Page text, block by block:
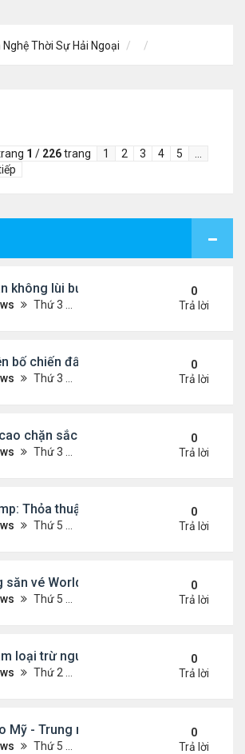
Thời Sự Hải Ngoại
1 / 226trang 1 2 3 4 5
không lùi bước trước lời đe dọa của
Thứ 3 Tháng 8 04, 2026 4:32 pm
0
Trả lời
bố chiến đấu vì Hormuz tới 'hơi thở
Thứ 3 Tháng 7 14, 2026 4:29 pm
0
Trả lời
chặn sắc lệnh xóa luật 'sinh ở Mỹ là
Thứ 3 Tháng 6 30, 2026 5:52 pm
0
Trả lời
Thỏa thuận với Iran là chiến thắng
Thứ 5 Tháng 6 18, 2026 5:26 pm
0
Trả lời
vé World Cup
Thứ 5 Tháng 6 04, 2026 4:49 pm
0
Trả lời
loại trừ nguy cơ bồn hóa chất phát nổ
Thứ 2 Tháng 5 25, 2026 5:37 pm
0
Trả lời
Mỹ - Trung muốn gì ở nhau khi gặp
Thứ 5 Tháng 5 14, 2026 3:05 pm
0
Trả lời